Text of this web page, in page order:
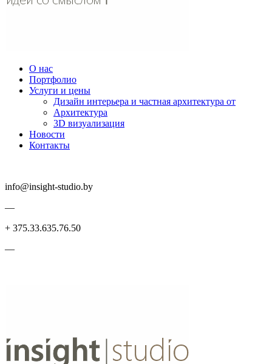
О нас
Портфолио
Услуги и цены
Дизайн интерьера и частная архитектура от
Архитектура
3D визуализация
Новости
Контакты
info@insight-studio.by
—
+ 375.33.635.76.50
—